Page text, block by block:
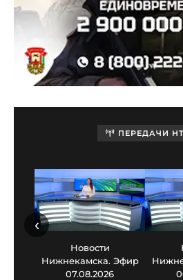
ПЕРЕДАЧИ
Новости
Нижнекамска. Эфир
07.08.2026
‹